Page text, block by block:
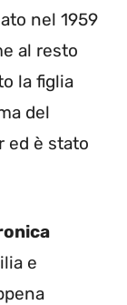
nel 1959
al resto
la figlia
del
ed è stato
e